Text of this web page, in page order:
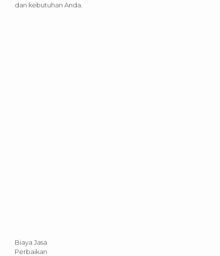
dan kebutuhan Anda.
Biaya Jasa
Perbaikan